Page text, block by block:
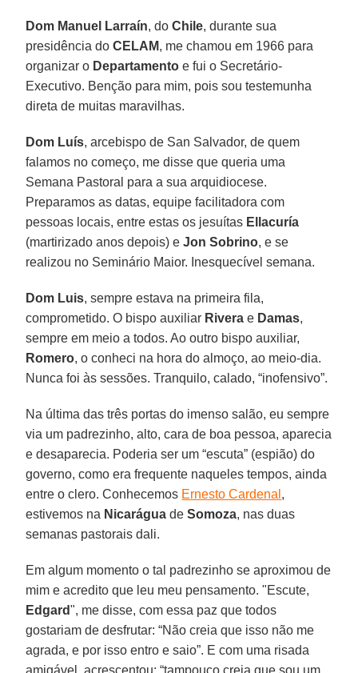
Dom Manuel Larraín, doChile, durante sua
presidência doCELAM, me chamou em 1966 para
organizar o Departamento e fui o Secretário-
Executivo. Benção para mim, pois sou testemunha
direta de muitas maravilhas.
Dom Luís, arcebispo de San Salvador, de quem
falamos no começo, me disse que queria uma
Semana Pastoral para a sua arquidiocese.
Preparamos as datas, equipe facilitadora com
pessoas locais, entre estas os jesuítas Ellacuría
(martirizado anos depois) eJon Sobrino, e se
realizou no Seminário Maior. Inesquecível semana.
Dom Luis, sempre estava na primeira fila,
comprometido. O bispo auxiliar Rivera e Damas,
sempre em meio a todos. Ao outro bispo auxiliar,
Romero, o conheci na hora do almoço, ao meio-dia.
Nunca foi às sessões. Tranquilo, calado, “inofensivo”.
Na última das três portas do imenso salão, eu sempre
via um padrezinho, alto, cara de boa pessoa, aparecia
e desaparecia. Poderia ser um “escuta” (espião) do
governo, como era frequente naqueles tempos, ainda
entre o clero. Conhecemos Ernesto Cardenal ,
estivemos na Nicarágua deSomoza, nas duas
semanas pastorais dali.
Em algum momento o tal padrezinho se aproximou de
mim e acredito que leu meu pensamento. "Escute,
Edgard", me disse, com essa paz que todos
gostariam de desfrutar: “Não creia que isso não me
agrada, e por isso entro e saio”. E com uma risada
amigável, acrescentou: “tampouco creia que sou um